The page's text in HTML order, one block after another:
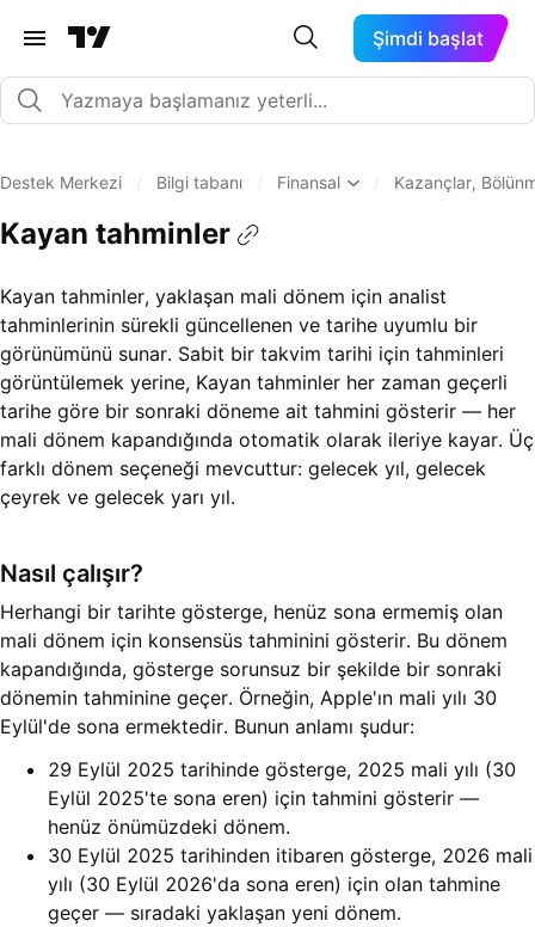
Şimdi başlat
Destek Merkezi Bilgi tabanı Finansal Kazançlar,
Kayan tahminler
Kayan tahminler, yaklaşan mali dönem için analist
tahminlerinin sürekli güncellenen ve tarihe uyumlu bir
görünümünü sunar. Sabit bir takvim tarihi için tahminleri
görüntülemek yerine, Kayan tahminler her zaman geçerli
tarihe göre bir sonraki döneme ait tahmini gösterir — her
mali dönem kapandığında otomatik olarak ileriye kayar. Üç
farklı dönem seçeneği mevcuttur: gelecek yıl, gelecek
çeyrek ve gelecek yarı yıl.
Nasıl çalışır?
Herhangi bir tarihte gösterge, henüz sona ermemiş olan
mali dönem için konsensüs tahminini gösterir. Bu dönem
kapandığında, gösterge sorunsuz bir şekilde bir sonraki
dönemin tahminine geçer. Örneğin, Apple'ın mali yılı 30
Eylül'de sona ermektedir. Bunun anlamı şudur:
29 Eylül 2025 tarihinde gösterge, 2025 mali yılı (30
Eylül 2025'te sona eren) için tahmini gösterir —
henüz önümüzdeki dönem.
30 Eylül 2025 tarihinden itibaren gösterge, 2026 mali
yılı (30 Eylül 2026'da sona eren) için olan tahmine
geçer — sıradaki yaklaşan yeni dönem.